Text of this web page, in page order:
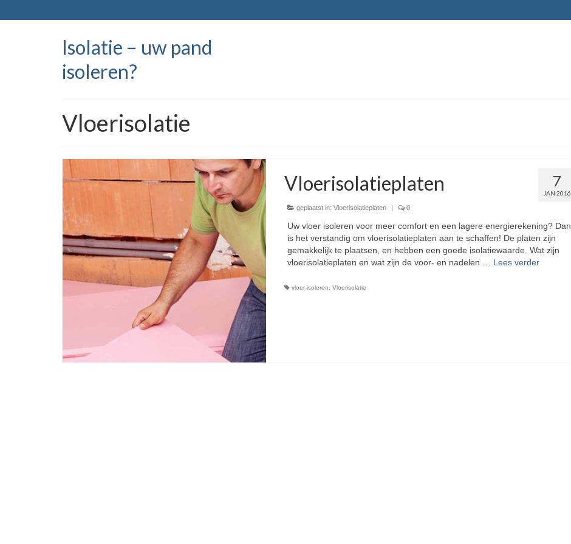
Isolatie – uw pand
isoleren?
Vloerisolatie
7
JAN 2016
Vloerisolatieplaten
geplaatst in: Vloerisolatieplaten | 0
Uw vloer isoleren voor meer comfort en een lagere energierekening? Dan
is het verstandig om vloerisolatieplaten aan te schaffen! De platen zijn
gemakkelijk te plaatsen, en hebben een goede isolatiewaarde. Wat zijn
vloerisolatieplaten en wat zijn de voor- en nadelen … Lees verder
vloer-isoleren Vloerisolatie